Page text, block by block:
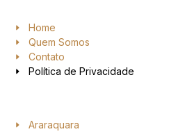
Home
Quem Somos
Contato
Política de Privacidade
Araraquara